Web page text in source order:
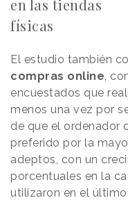
en las tiendas
físicas
El estudio también
compras online,
encuestados que
menos una vez por
de que el ordenador
preferido por la
adeptos, con un
porcentuales en la
utilizaron en el último